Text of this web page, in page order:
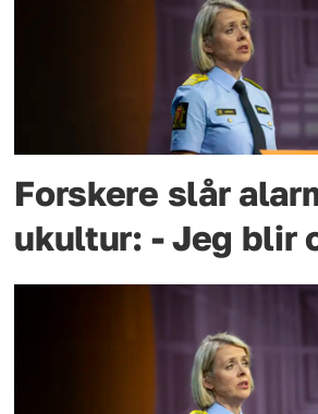
Forskere slår
ukultur: - Jeg blir